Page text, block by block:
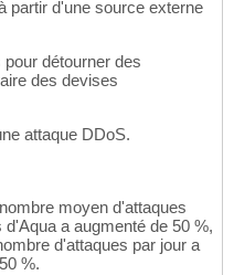
partir d'une source externe
détourner des
des devises
attaque DDoS.
moyen d'attaques
a augmenté de 50 %,
d'attaques par jour a
%.